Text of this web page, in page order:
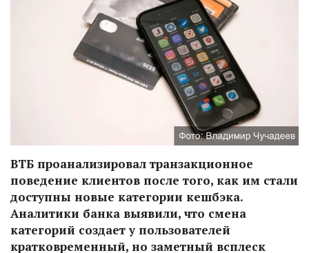
ВТБ проанализировал транзакционное
поведение клиентов после того, как им стали
доступны новые категории кешбэка.
Аналитики банка выявили, что смена
категорий создает у пользователей
кратковременный, но заметный всплеск